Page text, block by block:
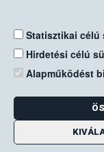
Statisztikai célú
Hirdetési célú
Alapműködést
E-